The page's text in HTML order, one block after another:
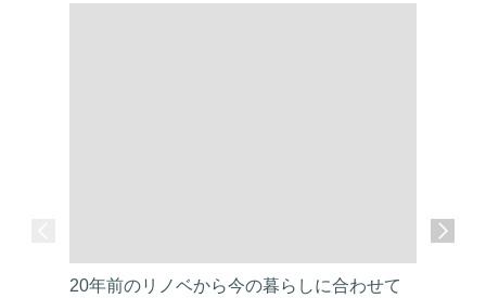
20年前のリノベから今の暮らしに合わせて